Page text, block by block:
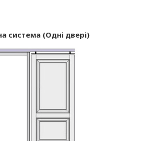
система (Одні двері)